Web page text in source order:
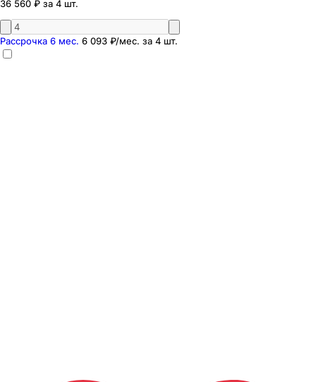
36 560 ₽ за 4 шт.
Рассрочка 6 мес. 6 093 ₽/мес. за 4 шт.